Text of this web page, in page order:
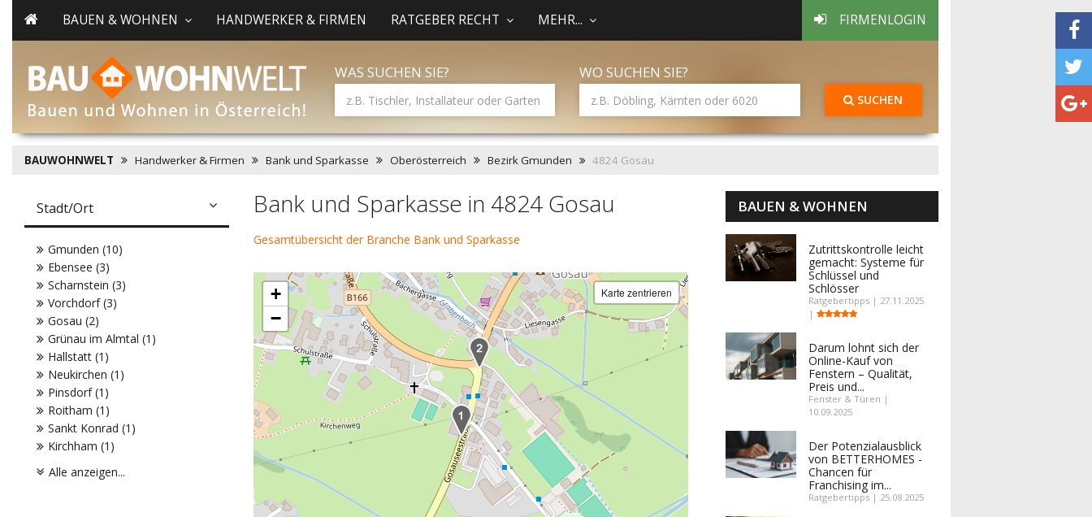
BAUEN & WOHNEN HANDWERKER & FIRMEN RATGEBER RECHT MEHR... FIRMENLOGIN
WAS SUCHEN SIE? WO SUCHEN SIE?
SUCHEN
BAUWOHNWELT Handwerker & Firmen Bank und Sparkasse Oberösterreich Bezirk Gmunden 4824 Gosau
Bank und Sparkasse in 4824 Gosau
Gesamtübersicht der Branche Bank und Sparkasse
+
−
Karte zentrieren
Stadt/Ort
Gmunden (10)
Ebensee (3)
Scharnstein (3)
Vorchdorf (3)
Gosau (2)
Grünau im Almtal (1)
Hallstatt (1)
Neukirchen (1)
Pinsdorf (1)
Roitham (1)
Sankt Konrad (1)
Kirchham (1)
Alle anzeigen...
BAUEN & WOHNEN
Zutrittskontrolle leicht
gemacht: Systeme für
Schlüssel und
Schlösser
Ratgebertipps | 27.11.2025
|
Darum lohnt sich der
Online-Kauf von
Fenstern – Qualität,
Preis und...
Fenster & Türen |
10.09.2025
Der Potenzialausblick
von BETTERHOMES -
Chancen für
Franchising im...
Ratgebertipps | 25.08.2025